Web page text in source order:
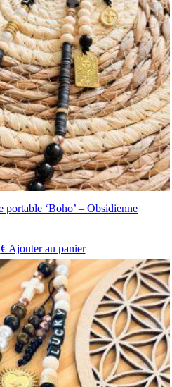
portable ‘Boho’ – Obsidienne
€ Ajouter au panier